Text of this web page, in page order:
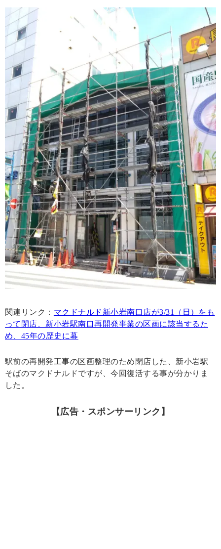
関連リンク： マクドナルド新小岩南口店が3/31（日）をも
って閉店、新小岩駅南口再開発事業の区画に該当するた
め、45年の歴史に幕
駅前の再開発工事の区画整理のため閉店した、新小岩駅
そばのマクドナルドですが、今回復活する事が分かりま
した。
【広告・スポンサーリンク】